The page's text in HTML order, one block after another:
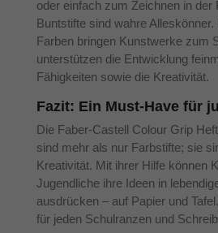
oder einfach zum Zeichnen in der
Buntstifte sind wahre Alleskönner.
Farben bringen Kunstwerke zum
unterstützen die Entwicklung
Fähigkeiten sowie die Kreativität.
Fazit: Ein Must-Have für
Die Faber-Castell Colour Grip
sind mehr als nur Farbstifte; sie
Kreativität. Mit ihrer Hilfe können
Jugendliche ihre Ideen in
ausdrücken – auf Papier und
für jeden Schulranzen und